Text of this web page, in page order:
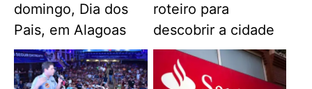
domingo, Dia dos
Pais, em Alagoas
roteiro para
descobrir a cidade